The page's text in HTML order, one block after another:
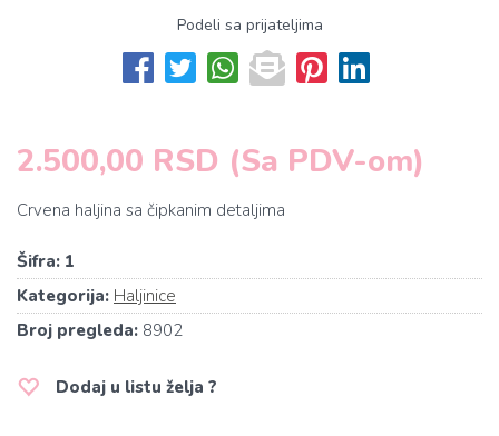
Podeli sa prijateljima
2.500,00 RSD (Sa PDV-om)
Crvena haljina sa čipkanim detaljima
Šifra: 1
Kategorija: Haljinice
Broj pregleda: 8902
Dodaj u listu želja ?